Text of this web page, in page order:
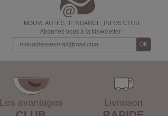
NOUVEAUTÉS, TENDANCE, INFOS CLUB
Abonnez-vous à la Newsletter :
Les avantages Livraison